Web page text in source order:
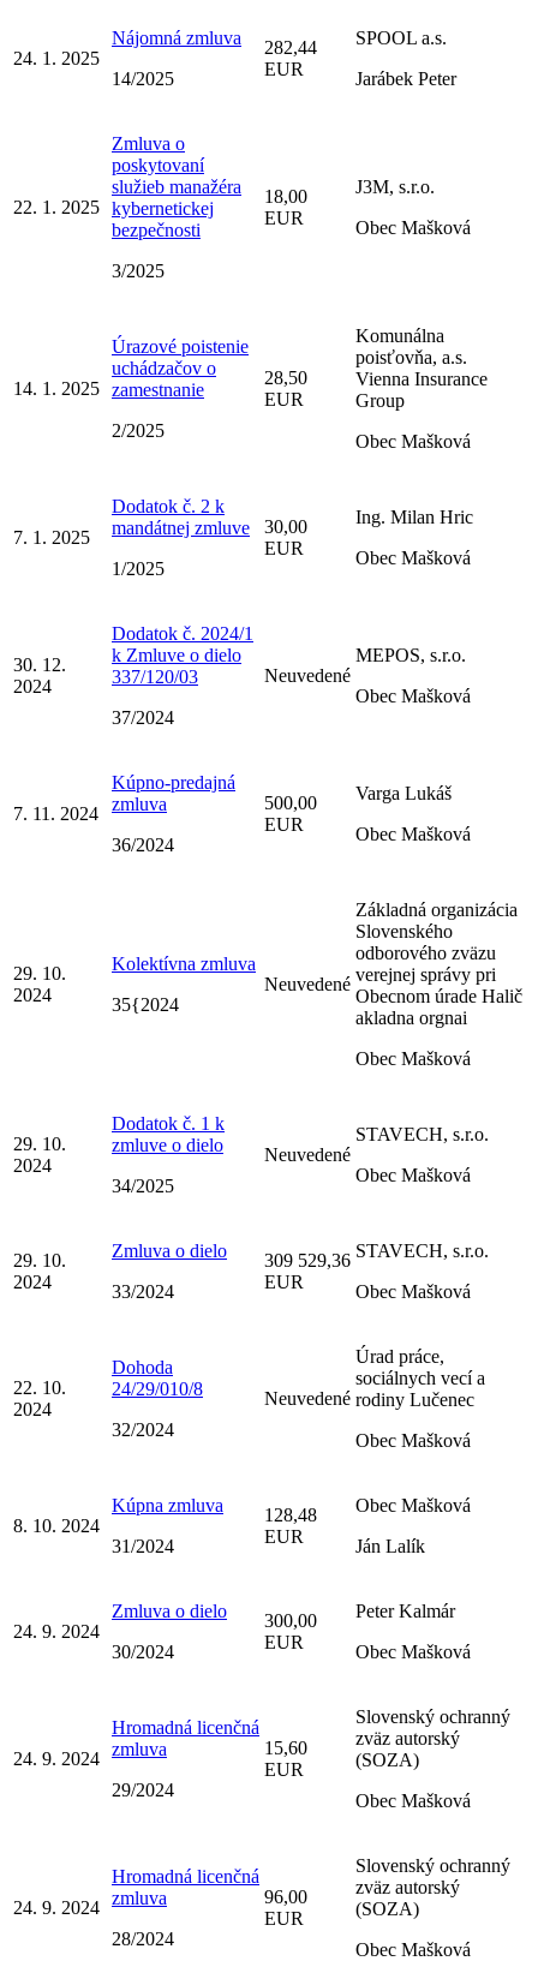
24. 1. 2025
Nájomná zmluva
14/2025
282,44
EUR
SPOOL a.s.
Jarábek Peter
22. 1. 2025
Zmluva o
poskytovaní
služieb manažéra
kybernetickej
bezpečnosti
3/2025
18,00
EUR
J3M, s.r.o.
Obec Mašková
14. 1. 2025
Úrazové poistenie
uchádzačov o
zamestnanie
2/2025
28,50
EUR
Komunálna
poisťovňa, a.s.
Vienna Insurance
Group
Obec Mašková
7. 1. 2025
Dodatok č. 2 k
mandátnej zmluve
1/2025
30,00
EUR
Ing. Milan Hric
Obec Mašková
30. 12.
2024
Dodatok č. 2024/1
k Zmluve o dielo
337/120/03
37/2024
Neuvedené
MEPOS, s.r.o.
Obec Mašková
7. 11. 2024
Kúpno-predajná
zmluva
36/2024
500,00
EUR
Varga Lukáš
Obec Mašková
29. 10.
2024
Kolektívna zmluva
35{2024
Neuvedené
Základná organizácia
Slovenského
odborového zväzu
verejnej správy pri
Obecnom úrade Halič
akladna orgnai
Obec Mašková
29. 10.
2024
Dodatok č. 1 k
zmluve o dielo
34/2025
Neuvedené
STAVECH, s.r.o.
Obec Mašková
29. 10.
2024
Zmluva o dielo
33/2024
309 529,36
EUR
STAVECH, s.r.o.
Obec Mašková
22. 10.
2024
Dohoda
24/29/010/8
32/2024
Neuvedené
Úrad práce,
sociálnych vecí a
rodiny Lučenec
Obec Mašková
8. 10. 2024
Kúpna zmluva
31/2024
128,48
EUR
Obec Mašková
Ján Lalík
24. 9. 2024
Zmluva o dielo
30/2024
300,00
EUR
Peter Kalmár
Obec Mašková
24. 9. 2024
Hromadná licenčná
zmluva
29/2024
15,60
EUR
Slovenský ochranný
zväz autorský
(SOZA)
Obec Mašková
24. 9. 2024
Hromadná licenčná
zmluva
28/2024
96,00
EUR
Slovenský ochranný
zväz autorský
(SOZA)
Obec Mašková